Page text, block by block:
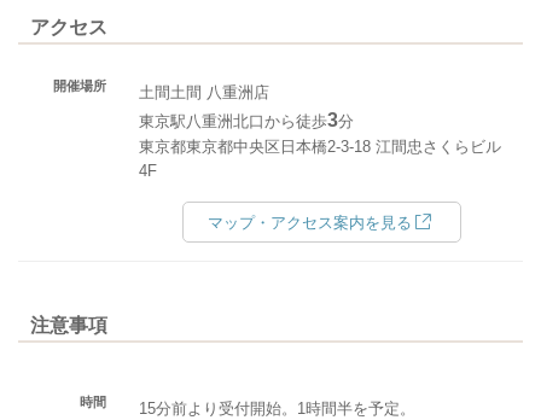
アクセス
開催場所
土間土間 八重洲店
東京駅八重洲北口から徒歩3分
東京都東京都中央区日本橋2-3-18 江間忠さくらビル
4F
マップ・アクセス案内を見る
注意事項
時間
15分前より受付開始。1時間半を予定。